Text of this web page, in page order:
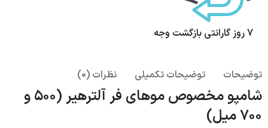
7 روز گارانتی بازگشت وجه
توضیحات توضیحات تکمیلی نظرات (0)
شامپو مخصوص موهای فر آلترهیر (۵۰۰ و
۷۰۰ میل)